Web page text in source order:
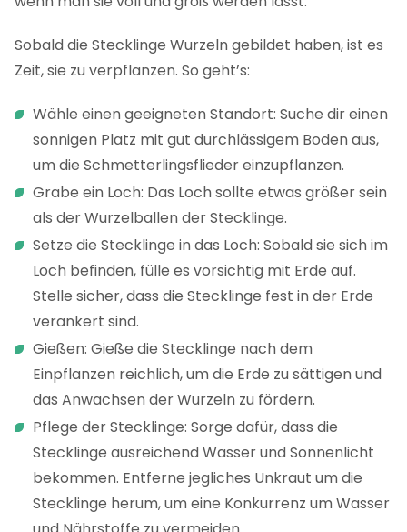
Sobald die Stecklinge Wurzeln gebildet haben, ist es
Zeit, sie zu verpflanzen. So geht’s:
Wähle einen geeigneten Standort: Suche dir einen
sonnigen Platz mit gut durchlässigem Boden aus,
um die Schmetterlingsflieder einzupflanzen.
Grabe ein Loch: Das Loch sollte etwas größer sein
als der Wurzelballen der Stecklinge.
Setze die Stecklinge in das Loch: Sobald sie sich im
Loch befinden, fülle es vorsichtig mit Erde auf.
Stelle sicher, dass die Stecklinge fest in der Erde
verankert sind.
Gießen: Gieße die Stecklinge nach dem
Einpflanzen reichlich, um die Erde zu sättigen und
das Anwachsen der Wurzeln zu fördern.
Pflege der Stecklinge: Sorge dafür, dass die
Stecklinge ausreichend Wasser und Sonnenlicht
bekommen. Entferne jegliches Unkraut um die
Stecklinge herum, um eine Konkurrenz um Wasser